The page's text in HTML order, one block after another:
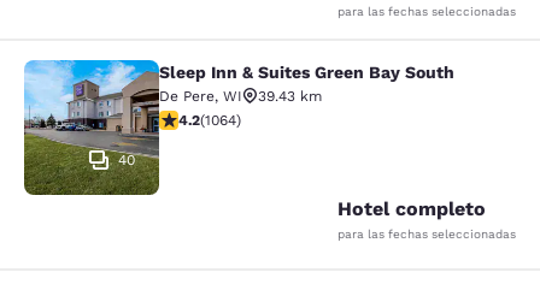
para las fechas seleccionadas
Sleep Inn & Suites Green Bay South
40
Sleep Inn & Suites Green Bay South
De Pere, WI
39.43 km
calificación de 4.2 estrellas. Excelente. 1064 reseñas
4.2(1064)
Hotel completo
para las fechas seleccionadas